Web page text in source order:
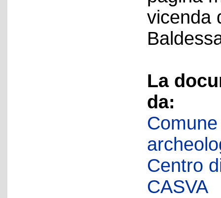
vicenda
La
da:
Centro
CASVA